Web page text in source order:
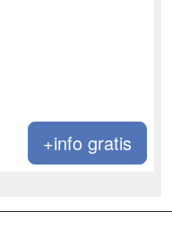
+info gratis